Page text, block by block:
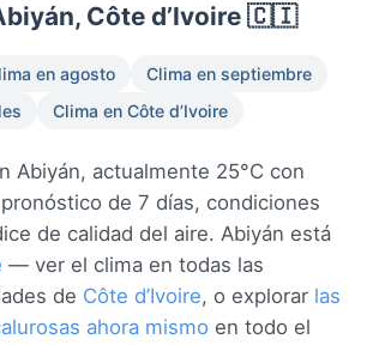
Côte d’Ivoire 🇨🇮
en agosto
Clima en septiembre
Clima en Côte d’Ivoire
Abiyán, actualmente 25°C con
de 7 días, condiciones
de calidad del aire. Abiyán está
— ver el clima en todas las
de Côte d’Ivoire, o explorar las
ahora mismo en todo el